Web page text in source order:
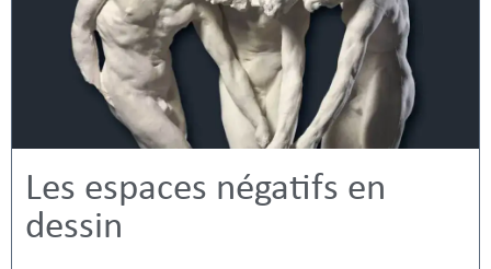
Les espaces négatifs en
dessin